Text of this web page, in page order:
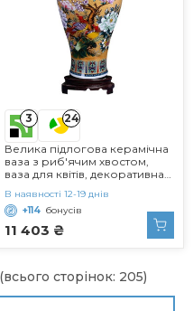
3 24
Велика підлогова керамічна
ваза з риб'ячим хвостом,
ваза для квітів, декоративна
дому, висота 18.11' (46см),
золотий золото B
11 403 ₴
В наявності 12-19 днів
+114 бонусів
сторінок: 205)